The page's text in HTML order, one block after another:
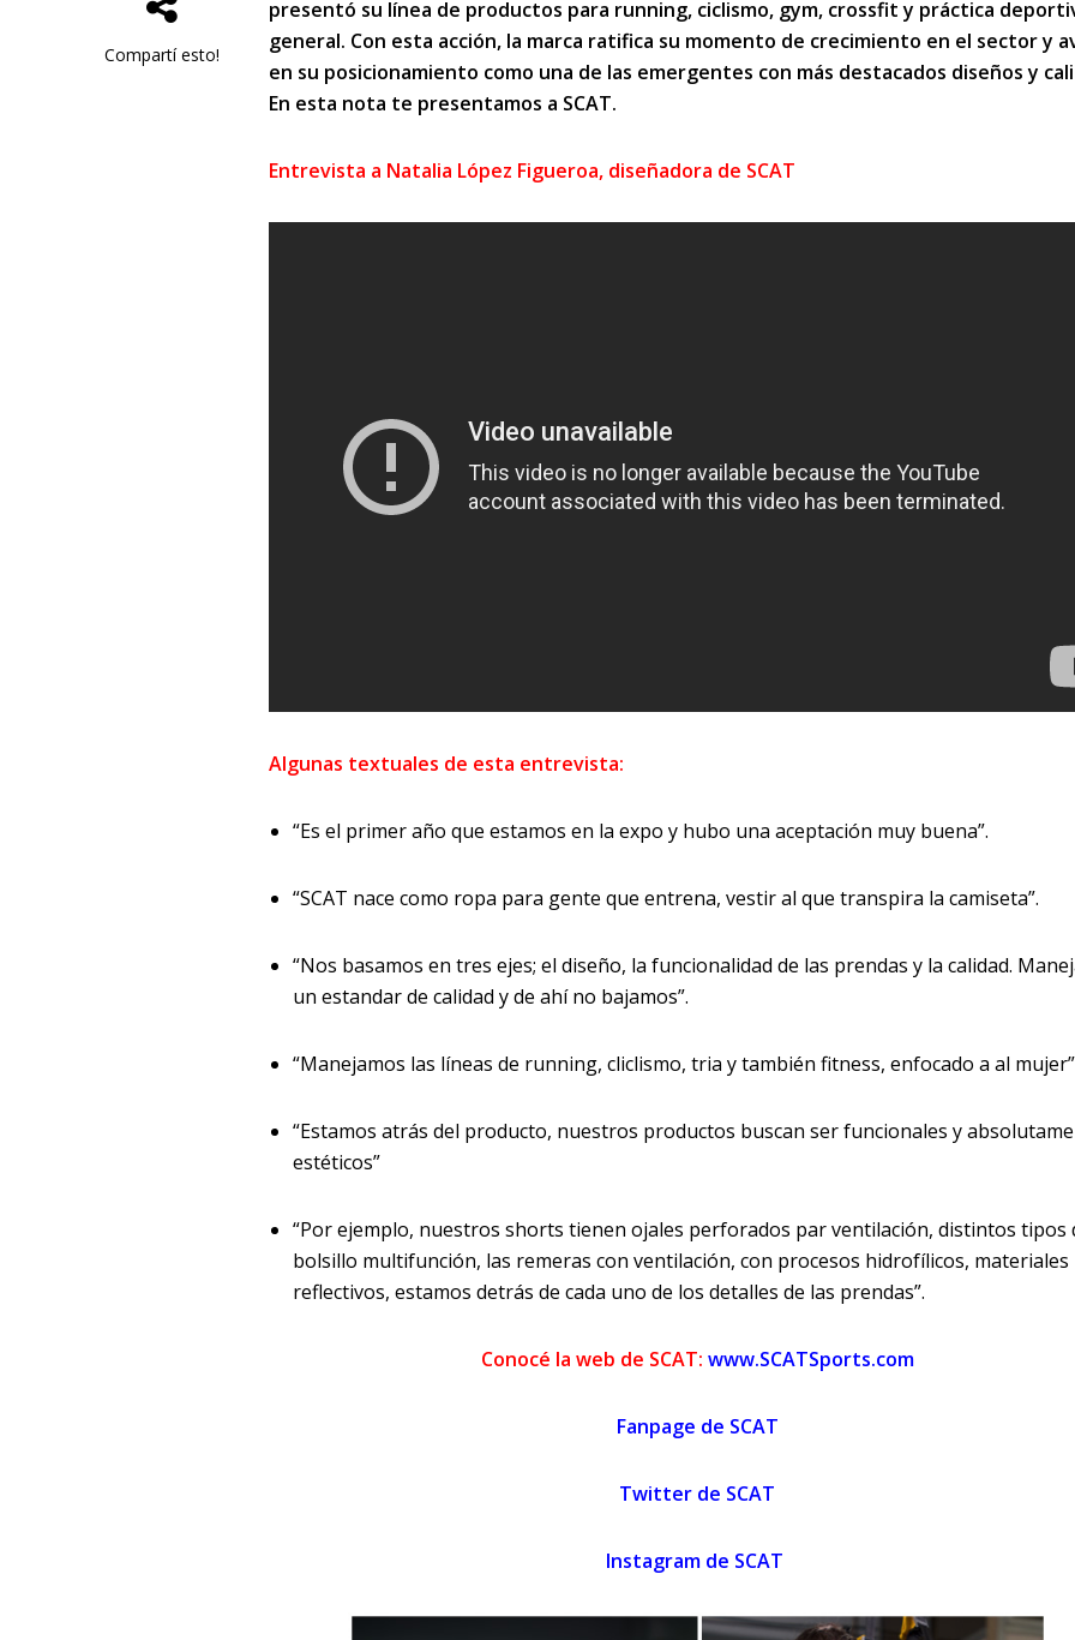
Compartí esto!
presentó su línea de productos para running, ciclismo, gym, crossfit y práctica
general. Con esta acción, la marca ratifica su momento de crecimiento en el sector y
en su posicionamiento como una de las emergentes con más destacados diseños y
En esta nota te presentamos a SCAT.
Entrevista a Natalia López Figueroa, diseñadora de SCAT
Algunas textuales de esta entrevista:
“Es el primer año que estamos en la expo y hubo una aceptación muy buena”.
“SCAT nace como ropa para gente que entrena, vestir al que transpira la camiseta”.
“Nos basamos en tres ejes; el diseño, la funcionalidad de las prendas y la calidad.
un estandar de calidad y de ahí no bajamos”.
“Manejamos las líneas de running, cliclismo, tria y también fitness, enfocado a al
“Estamos atrás del producto, nuestros productos buscan ser funcionales y
estéticos”
“Por ejemplo, nuestros shorts tienen ojales perforados par ventilación, distintos tipos
bolsillo multifunción, las remeras con ventilación, con procesos hidrofílicos, materiales
reflectivos, estamos detrás de cada uno de los detalles de las prendas”.
Conocé la web de SCAT: www.SCATSports.com
Fanpage de SCAT
Twitter de SCAT
Instagram de SCAT